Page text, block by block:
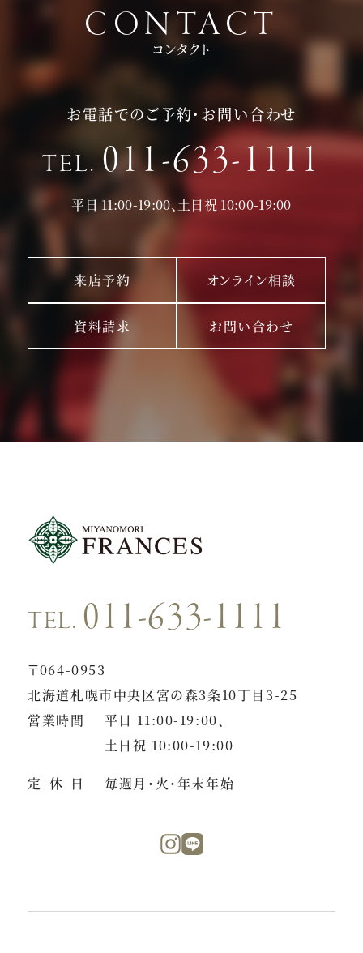
CONTACT
コンタクト
お電話でのご予約・お問い合わせ
TEL. 011-633-1111
平日 11:00-19:00、土日祝 10:00-19:00
来店予約 オンライン相談
資料請求 お問い合わせ
TEL. 011-633-1111
〒064-0953
北海道札幌市中央区宮の森3条10丁目3-25
営業時間
平日 11:00-19:00、
土日祝 10:00-19:00
定休日 毎週月・火・年末年始